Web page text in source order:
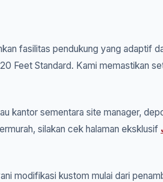
fasilitas pendukung yang adaptif
Feet Standard. Kami memastikan
kantor sementara site manager,
silakan cek halaman eksklusif
modifikasi kustom mulai dari